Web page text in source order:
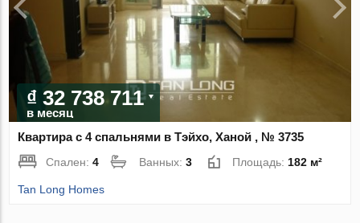
₫ 32 738 711
в месяц
Квартира с 4 спальнями в Тэйхо, Ханой , № 3735
Спален:4 Ванных:3 Площадь:182 м²
Tan Long Homes